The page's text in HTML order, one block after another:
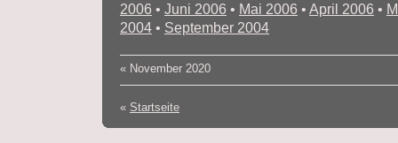
2006 • Juni 2006 • Mai 2006 • April 2006 •
2004 • September 2004
« November 2020
« Startseite